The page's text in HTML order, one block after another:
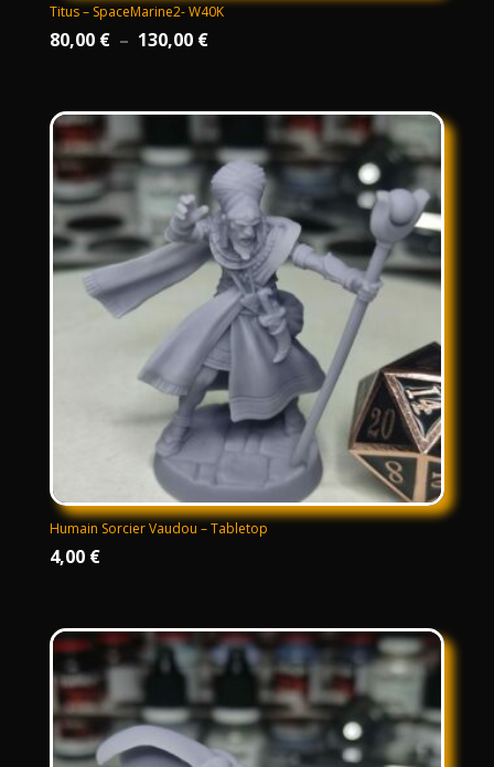
Titus – SpaceMarine2- W40K
80,00 € – 130,00 €Plage
80,00 €
à
130,00 €
Humain Sorcier Vaudou – Tabletop
4,00 €